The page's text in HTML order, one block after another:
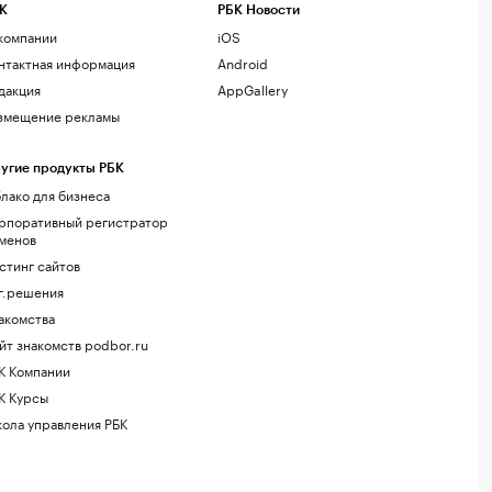
информация
рекламы
продукты РБК
для бизнеса
регистратор
сайтов
знакомств podbor.ru
Компании
Курсы
управления РБК
РБК Новости
iOS
Android
AppGallery